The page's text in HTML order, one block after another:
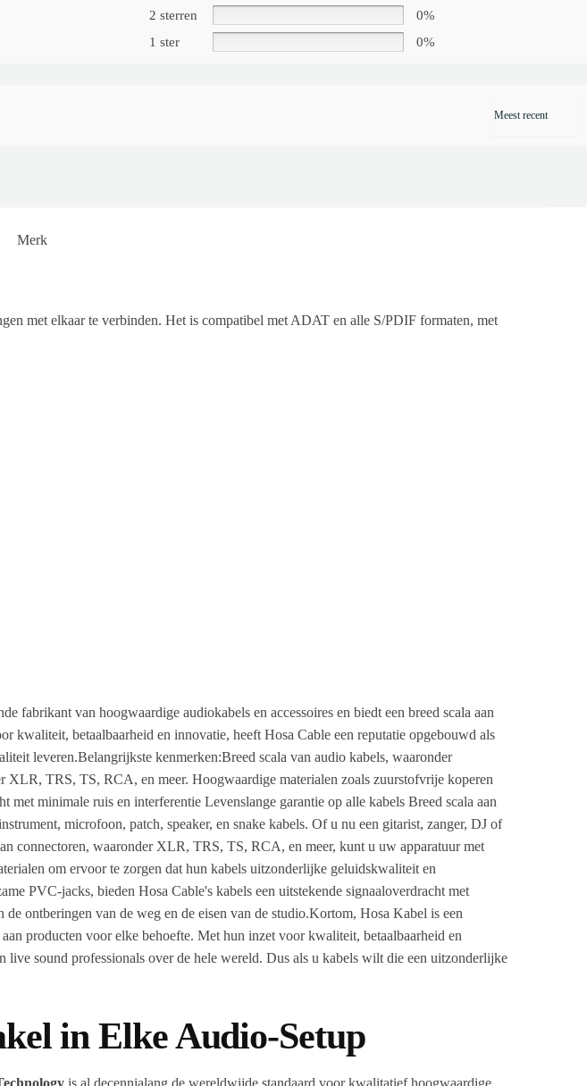
2 sterren
0%
1 ster
0%
Merk
met elkaar te verbinden. Het is compatibel met ADAT en alle S/PDIF formaten, met
fabrikant van hoogwaardige audiokabels en accessoires en biedt een breed scala aan
kwaliteit, betaalbaarheid en innovatie, heeft Hosa Cable een reputatie opgebouwd als
leveren.Belangrijkste kenmerken:Breed scala van audio kabels, waaronder
XLR, TRS, TS, RCA, en meer. Hoogwaardige materialen zoals zuurstofvrije koperen
minimale ruis en interferentie Levenslange garantie op alle kabels Breed scala aan
microfoon, patch, speaker, en snake kabels. Of u nu een gitarist, zanger, DJ of
connectoren, waaronder XLR, TRS, TS, RCA, en meer, kunt u uw apparatuur met
om ervoor te zorgen dat hun kabels uitzonderlijke geluidskwaliteit en
PVC-jacks, bieden Hosa Cable's kabels een uitstekende signaaloverdracht met
ontberingen van de weg en de eisen van de studio.Kortom, Hosa Kabel is een
producten voor elke behoefte. Met hun inzet voor kwaliteit, betaalbaarheid en
sound professionals over de hele wereld. Dus als u kabels wilt die een uitzonderlijke
in Elke Audio-Setup
is al decennialang de wereldwijde standaard voor kwalitatief hoogwaardige